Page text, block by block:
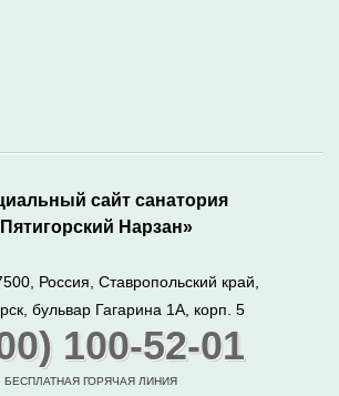
сайт санатория
Нарзан»
Россия, Ставропольский край,
бульвар Гагарина 1А, корп. 5
100-52-01
БЕСПЛАТНАЯ ГОРЯЧАЯ ЛИНИЯ